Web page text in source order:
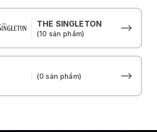
THE SINGLETON
(10 sản phẩm)
(0 sản phẩm)